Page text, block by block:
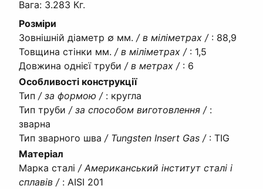
Вага: 3.283 Кг.
Розміри
Зовнішній діаметр ∅ мм. / в міліметрах / : 88,9
Товщина стінки мм. / в міліметрах / : 1,5
Довжина однієї труби / в метрах / : 6
Особливості конструкції
Тип / за формою / : кругла
Тип труби / за способом виготовлення / :
зварна
Тип зварного шва / Tungsten Insert Gas / : TIG
Матеріал
Марка сталі / Американський інститут сталі і
сплавів / : AISI 201